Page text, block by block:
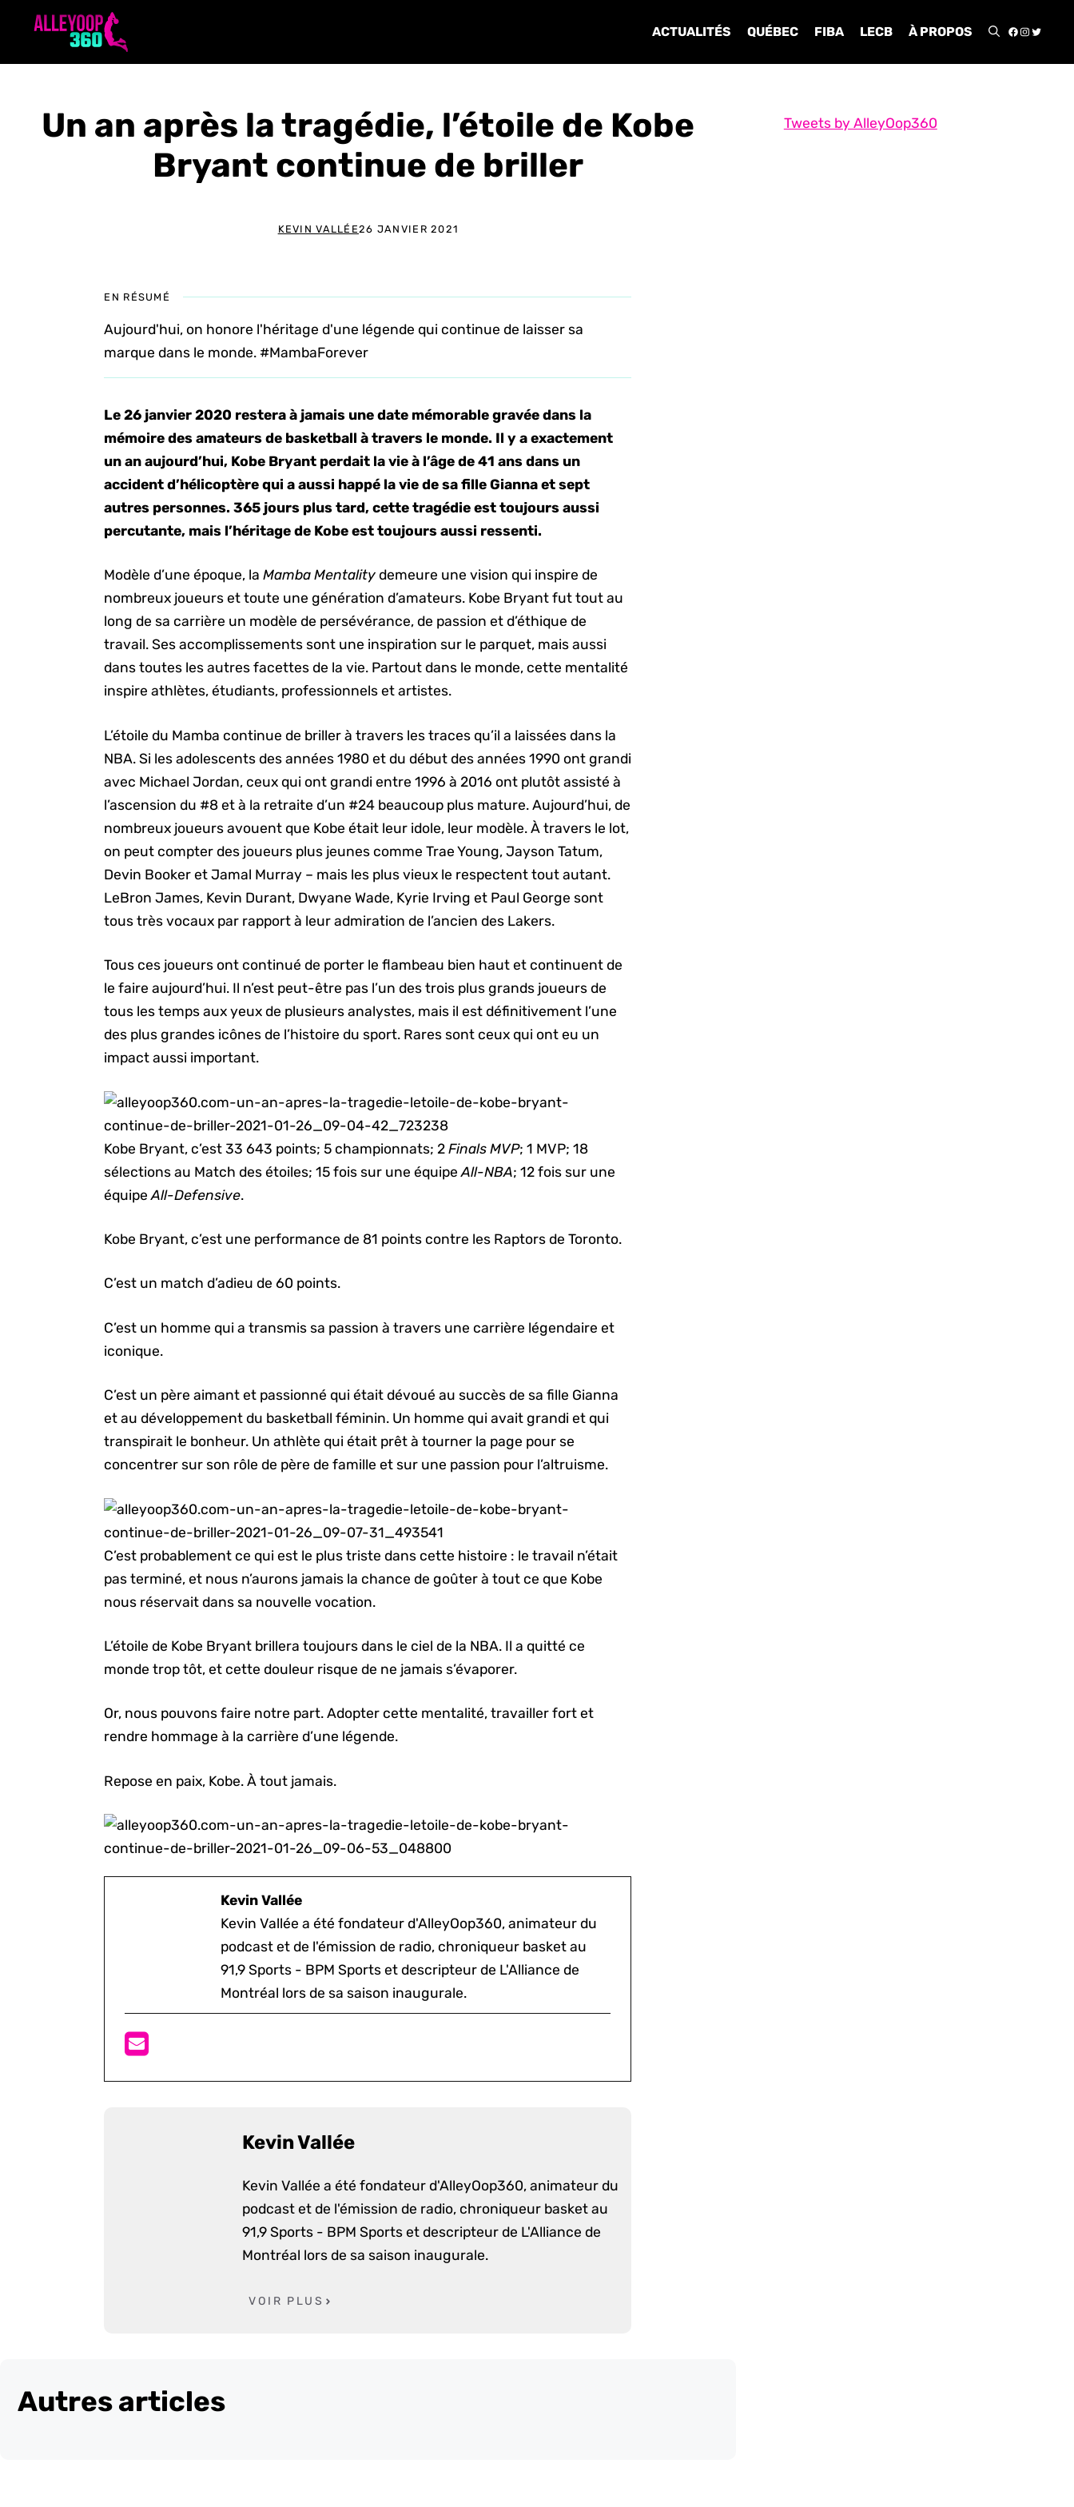
ACTUALITÉS QUÉBEC FIBA LECB À PROPOS
Un an après la tragédie, l’étoile de Kobe
Bryant continue de briller
KEVIN VALLÉE26 JANVIER 2021
EN RÉSUMÉ
Aujourd'hui, on honore l'héritage d'une légende qui continue de laisser sa
marque dans le monde. #MambaForever
Le 26 janvier 2020 restera à jamais une date mémorable gravée dans la
mémoire des amateurs de basketball à travers le monde. Il y a exactement
un an aujourd’hui, Kobe Bryant perdait la vie à l’âge de 41 ans dans un
accident d’hélicoptère qui a aussi happé la vie de sa fille Gianna et sept
autres personnes. 365 jours plus tard, cette tragédie est toujours aussi
percutante, mais l’héritage de Kobe est toujours aussi ressenti.
Modèle d’une époque, laMamba Mentalitydemeure une vision qui inspire de
nombreux joueurs et toute une génération d’amateurs. Kobe Bryant fut tout au
long de sa carrière un modèle de persévérance, de passion et d’éthique de
travail. Ses accomplissements sont une inspiration sur le parquet, mais aussi
dans toutes les autres facettes de la vie. Partout dans le monde, cette mentalité
inspire athlètes, étudiants, professionnels et artistes.
L’étoile du Mamba continue de briller à travers les traces qu’il a laissées dans la
NBA. Si les adolescents des années 1980 et du début des années 1990 ont grandi
avec Michael Jordan, ceux qui ont grandi entre 1996 à 2016 ont plutôt assisté à
l’ascension du #8 et à la retraite d’un #24 beaucoup plus mature. Aujourd’hui, de
nombreux joueurs avouent que Kobe était leur idole, leur modèle. À travers le lot,
on peut compter des joueurs plus jeunes comme Trae Young, Jayson Tatum,
Devin Booker et Jamal Murray – mais les plus vieux le respectent tout autant.
LeBron James, Kevin Durant, Dwyane Wade, Kyrie Irving et Paul George sont
tous très vocaux par rapport à leur admiration de l’ancien des Lakers.
Tous ces joueurs ont continué de porter le flambeau bien haut et continuent de
le faire aujourd’hui. Il n’est peut-être pas l’un des trois plus grands joueurs de
tous les temps aux yeux de plusieurs analystes, mais il est définitivement l’une
des plus grandes icônes de l’histoire du sport. Rares sont ceux qui ont eu un
impact aussi important.
Kobe Bryant, c’est 33 643 points; 5 championnats; 2Finals MVP; 1 MVP; 18
sélections au Match des étoiles; 15 fois sur une équipeAll-NBA; 12 fois sur une
équipeAll-Defensive.
Kobe Bryant, c’est une performance de 81 points contre les Raptors de Toronto.
C’est un match d’adieu de 60 points.
C’est un homme qui a transmis sa passion à travers une carrière légendaire et
iconique.
C’est un père aimant et passionné qui était dévoué au succès de sa fille Gianna
et au développement du basketball féminin. Un homme qui avait grandi et qui
transpirait le bonheur. Un athlète qui était prêt à tourner la page pour se
concentrer sur son rôle de père de famille et sur une passion pour l’altruisme.
C’est probablement ce qui est le plus triste dans cette histoire : le travail n’était
pas terminé, et nous n’aurons jamais la chance de goûter à tout ce que Kobe
nous réservait dans sa nouvelle vocation.
L’étoile de Kobe Bryant brillera toujours dans le ciel de la NBA. Il a quitté ce
monde trop tôt, et cette douleur risque de ne jamais s’évaporer.
Or, nous pouvons faire notre part. Adopter cette mentalité, travailler fort et
rendre hommage à la carrière d’une légende.
Repose en paix, Kobe. À tout jamais.
Kevin Vallée
Kevin Vallée a été fondateur d'AlleyOop360, animateur du
podcast et de l'émission de radio, chroniqueur basket au
91,9 Sports - BPM Sports et descripteur de L'Alliance de
Montréal lors de sa saison inaugurale.
Kevin Vallée
Kevin Vallée a été fondateur d'AlleyOop360, animateur du
podcast et de l'émission de radio, chroniqueur basket au
91,9 Sports - BPM Sports et descripteur de L'Alliance de
Montréal lors de sa saison inaugurale.
VOIR PLUS
Autres articles
Tweets by AlleyOop360